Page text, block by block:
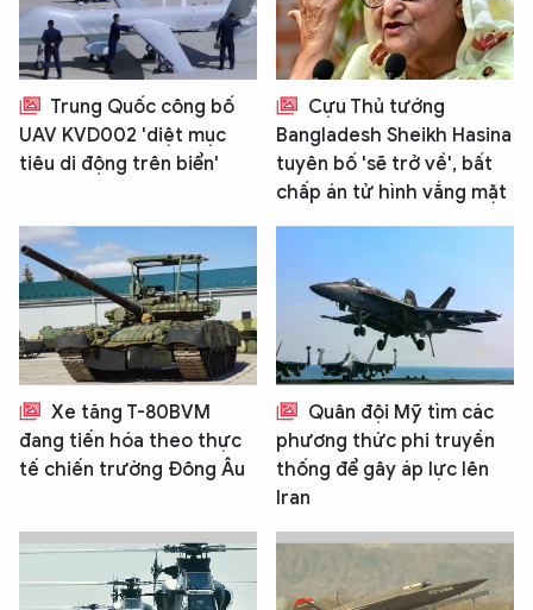
Trung Quốc công bố
UAV KVD002 'diệt mục
tiêu di động trên biển'
Cựu Thủ tướng
Bangladesh Sheikh Hasina
tuyên bố 'sẽ trở về', bất
chấp án tử hình vắng mặt
Xe tăng T-80BVM
đang tiến hóa theo thực
tế chiến trường Đông Âu
Quân đội Mỹ tìm các
phương thức phi truyền
thống để gây áp lực lên
Iran